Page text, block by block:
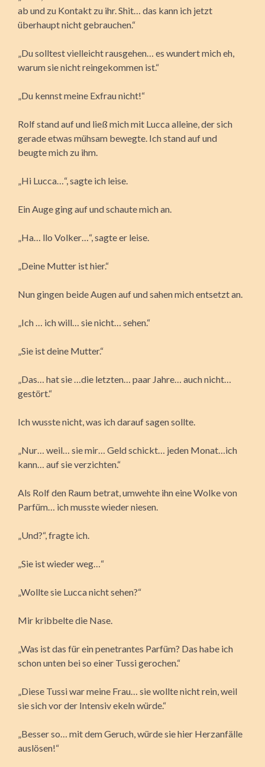
ab und zu Kontakt zu ihr. Shit… das kann ich jetzt
überhaupt nicht gebrauchen.“
„Du solltest vielleicht rausgehen… es wundert mich eh,
warum sie nicht reingekommen ist.“
„Du kennst meine Exfrau nicht!“
Rolf stand auf und ließ mich mit Lucca alleine, der sich
gerade etwas mühsam bewegte. Ich stand auf und
beugte mich zu ihm.
„Hi Lucca…“, sagte ich leise.
Ein Auge ging auf und schaute mich an.
„Ha… llo Volker…“, sagte er leise.
„Deine Mutter ist hier.“
Nun gingen beide Augen auf und sahen mich entsetzt an.
„Ich … ich will… sie nicht… sehen.“
„Sie ist deine Mutter.“
„Das… hat sie …die letzten… paar Jahre… auch nicht…
gestört.“
Ich wusste nicht, was ich darauf sagen sollte.
„Nur… weil… sie mir… Geld schickt… jeden Monat…ich
kann… auf sie verzichten.“
Als Rolf den Raum betrat, umwehte ihn eine Wolke von
Parfüm… ich musste wieder niesen.
„Und?“, fragte ich.
„Sie ist wieder weg…“
„Wollte sie Lucca nicht sehen?“
Mir kribbelte die Nase.
„Was ist das für ein penetrantes Parfüm? Das habe ich
schon unten bei so einer Tussi gerochen.“
„Diese Tussi war meine Frau… sie wollte nicht rein, weil
sie sich vor der Intensiv ekeln würde.“
„Besser so… mit dem Geruch, würde sie hier Herzanfälle
auslösen!“